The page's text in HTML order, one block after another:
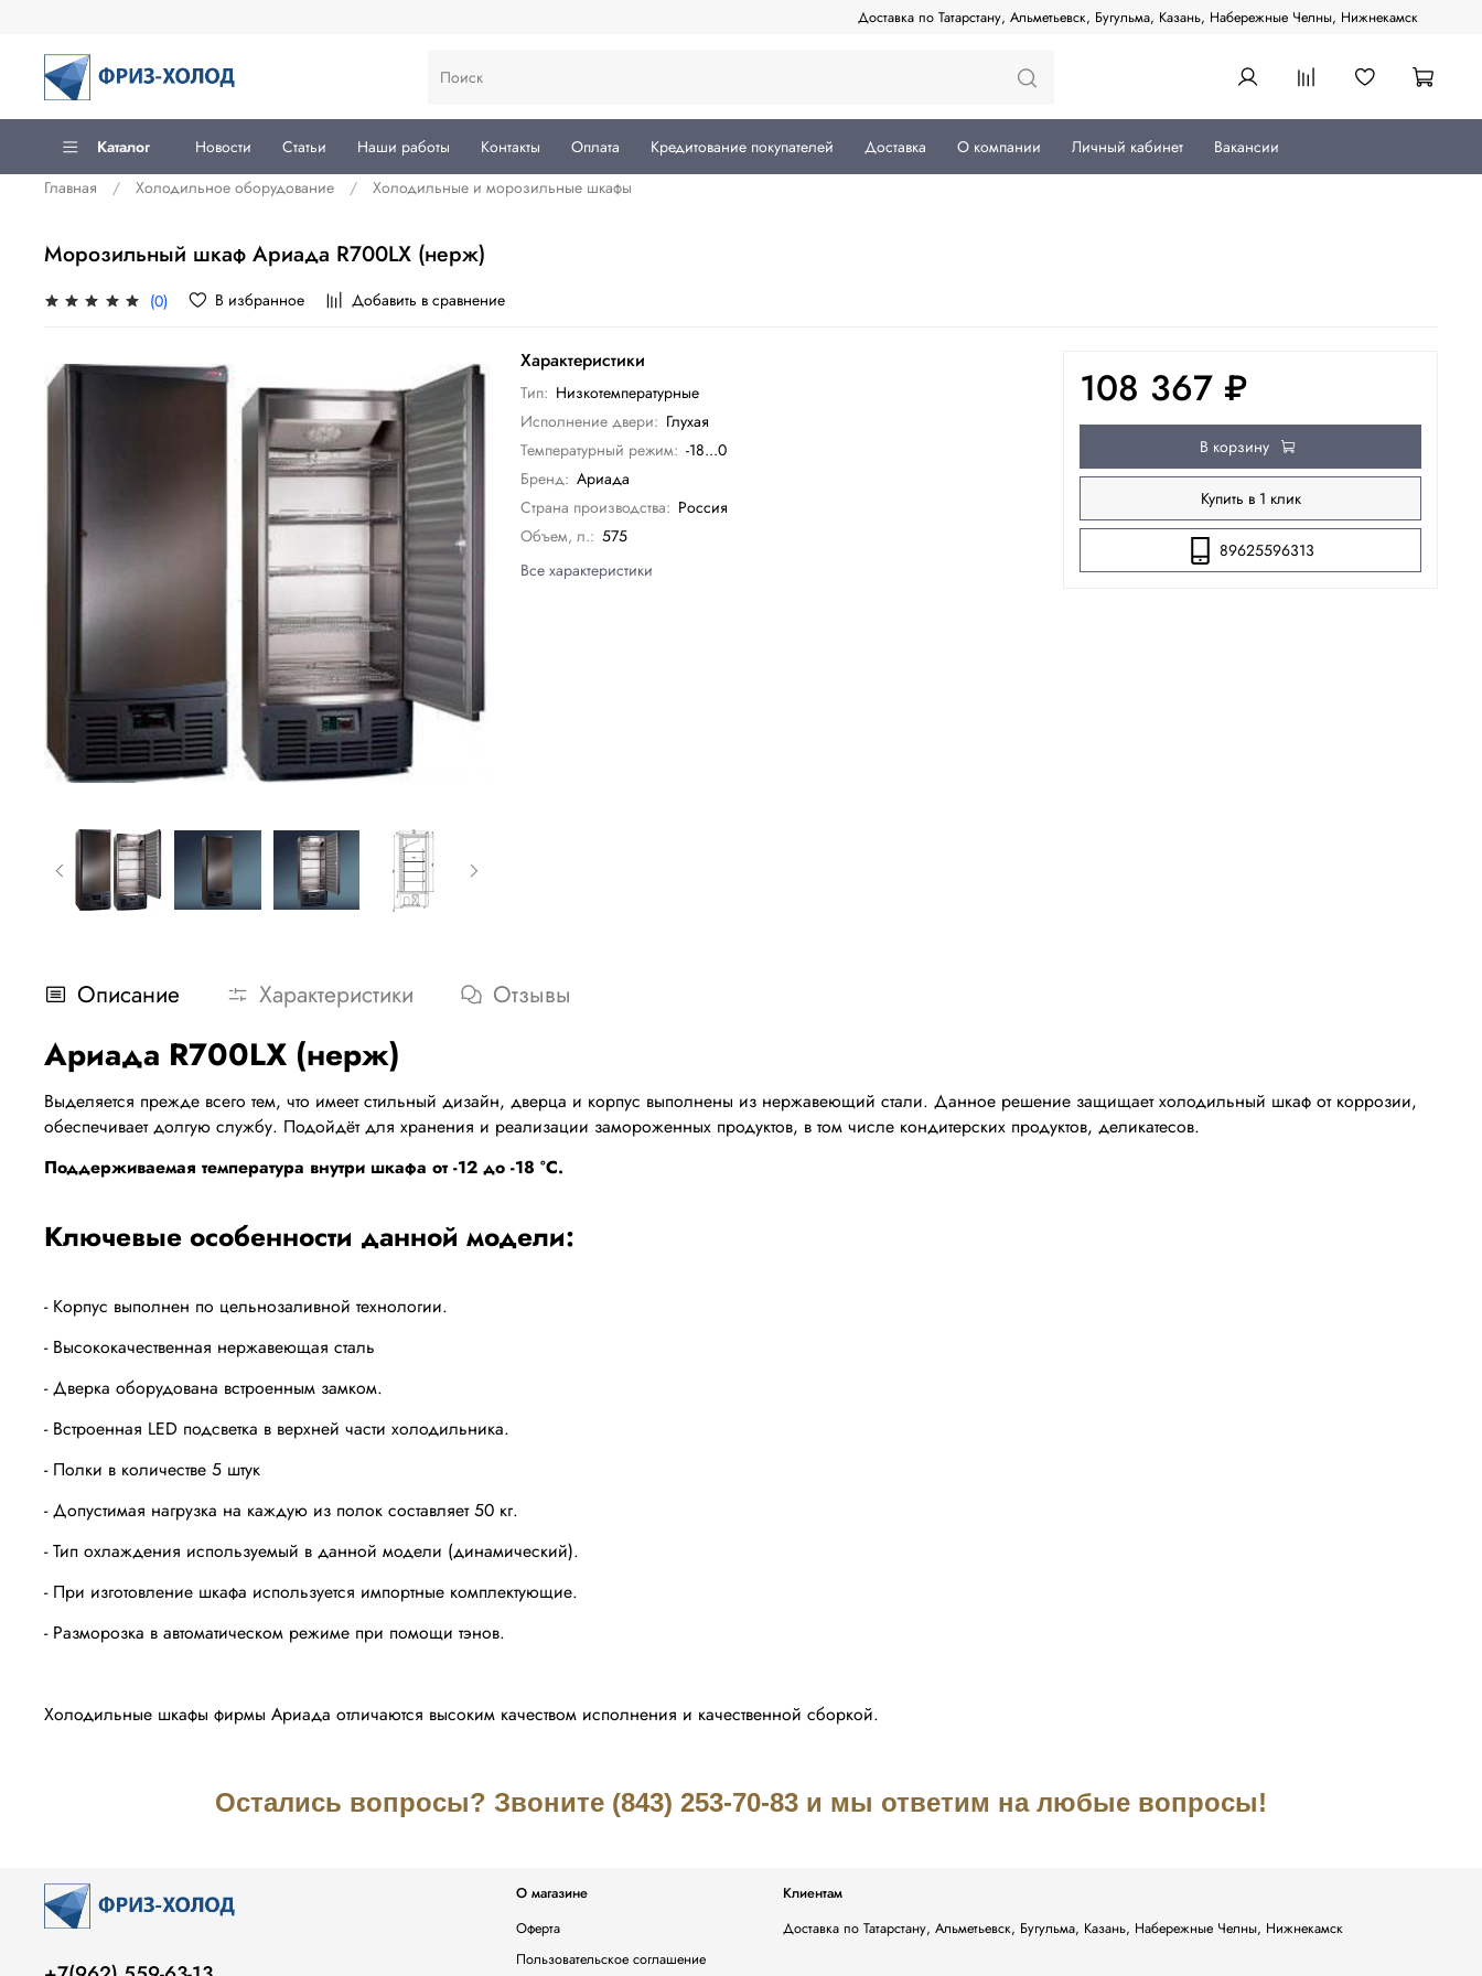
Доставка по Татарстану, Альметьевск, Бугульма, Казань, Набережные Челны, Нижнекамск
Каталог Новости Статьи Наши работы Контакты Оплата Кредитование покупателей Доставка О компании Личный кабинет
Вакансии
Главная
Холодильное оборудование Холодильные и морозильные шкафы
Морозильный шкаф Ариада R700LX (нерж)
(0) В избранное Добавить в сравнение
Характеристики
Тип: Низкотемпературные
Исполнение двери: Глухая
Температурный режим: -18...0
Бренд: Ариада
Страна производства: Россия
Объем, л.: 575
Все характеристики
108 367 ₽
В корзину
Купить в 1 клик
89625596313
Описание Характеристики Отзывы
Ариада R700LX (нерж)
Выделяется прежде всего тем, что имеет стильный дизайн, дверца и корпус выполнены из нержавеющий стали. Данное решение защищает холодильный шкаф от коррозии,
обеспечивает долгую службу. Подойдёт для хранения и реализации замороженных продуктов, в том числе кондитерских продуктов, деликатесов.
Поддерживаемая температура внутри шкафа от -12 до -18 °С.
Ключевые особенности данной модели:
- Корпус выполнен по цельнозаливной технологии.
- Высококачественная нержавеющая сталь
- Дверка оборудована встроенным замком.
- Встроенная LED подсветка в верхней части холодильника.
- Полки в количестве 5 штук
- Допустимая нагрузка на каждую из полок составляет 50 кг.
- Тип охлаждения используемый в данной модели (динамический).
- При изготовление шкафа используется импортные комплектующие.
- Разморозка в автоматическом режиме при помощи тэнов.
Холодильные шкафы фирмы Ариада отличаются высоким качеством исполнения и качественной сборкой.
Остались вопросы? Звоните (843) 253-70-83 и мы ответим на любые вопросы!
О магазине
Оферта
Пользовательское соглашение
Клиентам
Доставка по Татарстану, Альметьевск, Бугульма, Казань, Набережные Челны, Нижнекамск